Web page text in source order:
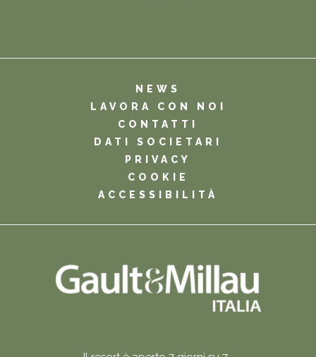
NEWS
LAVORA CON NOI
CONTATTI
DATI SOCIETARI
PRIVACY
COOKIE
ACCESSIBILITÀ